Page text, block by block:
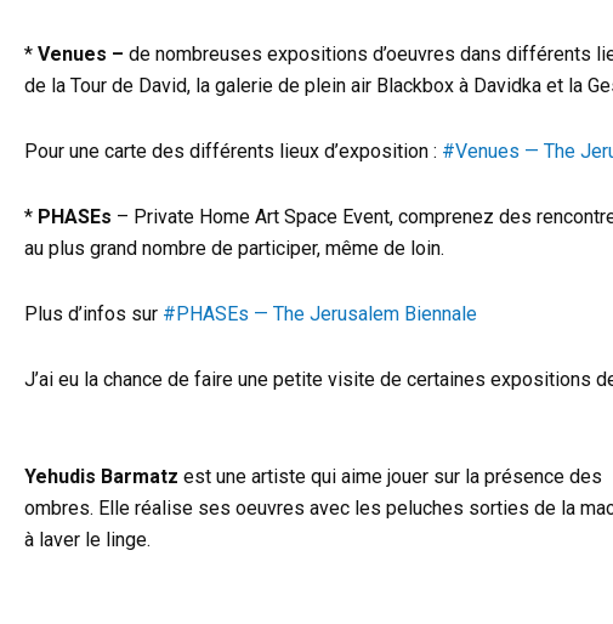
* Venues – de nombreuses expositions d’oeuvres dans différents
de la Tour de David, la galerie de plein air Blackbox à Davidka et la
Pour une carte des différents lieux d’exposition : #Venues — The
* PHASEs – Private Home Art Space Event, comprenez des
au plus grand nombre de participer, même de loin.
Plus d’infos sur #PHASEs — The Jerusalem Biennale
J’ai eu la chance de faire une petite visite de certaines expositions
Yehudis Barmatz est une artiste qui aime jouer sur la présence des
ombres. Elle réalise ses oeuvres avec les peluches sorties de la
à laver le linge.